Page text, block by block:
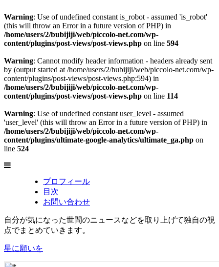
Warning: Use of undefined constant is_robot - assumed 'is_robot'
(this will throw an Error in a future version of PHP) in
/home/users/2/bubijiji/web/piccolo-net.com/wp-
content/plugins/post-views/post-views.php on line 594
Warning: Cannot modify header information - headers already sent
by (output started at /home/users/2/bubijiji/web/piccolo-net.com/wp-
content/plugins/post-views/post-views.php:594) in
/home/users/2/bubijiji/web/piccolo-net.com/wp-
content/plugins/post-views/post-views.php on line 114
Warning: Use of undefined constant user_level - assumed
'user_level' (this will throw an Error in a future version of PHP) in
/home/users/2/bubijiji/web/piccolo-net.com/wp-
content/plugins/ultimate-google-analytics/ultimate_ga.php on
line 524
プロフィール
目次
お問い合わせ
自分が気になった世間のニュースなどを取り上げて独自の視
点でまとめていきます。
星に願いを